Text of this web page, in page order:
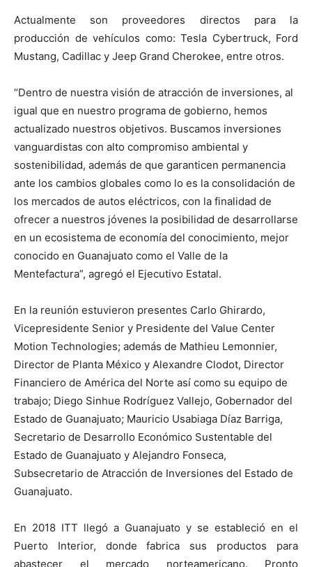
Actualmente son proveedores directos para la
producción de vehículos como: Tesla Cybertruck, Ford
Mustang, Cadillac y Jeep Grand Cherokee, entre otros.
“Dentro de nuestra visión de atracción de inversiones, al
igual que en nuestro programa de gobierno, hemos
actualizado nuestros objetivos. Buscamos inversiones
vanguardistas con alto compromiso ambiental y
sostenibilidad, además de que garanticen permanencia
ante los cambios globales como lo es la consolidación de
los mercados de autos eléctricos, con la finalidad de
ofrecer a nuestros jóvenes la posibilidad de desarrollarse
en un ecosistema de economía del conocimiento, mejor
conocido en Guanajuato como el Valle de la
Mentefactura”, agregó el Ejecutivo Estatal.
En la reunión estuvieron presentes Carlo Ghirardo,
Vicepresidente Senior y Presidente del Value Center
Motion Technologies; además de Mathieu Lemonnier,
Director de Planta México y Alexandre Clodot, Director
Financiero de América del Norte así como su equipo de
trabajo; Diego Sinhue Rodríguez Vallejo, Gobernador del
Estado de Guanajuato; Mauricio Usabiaga Díaz Barriga,
Secretario de Desarrollo Económico Sustentable del
Estado de Guanajuato y Alejandro Fonseca,
Subsecretario de Atracción de Inversiones del Estado de
Guanajuato.
En 2018 ITT llegó a Guanajuato y se estableció en el
Puerto Interior, donde fabrica sus productos para
abastecer el mercado norteamericano. Pronto